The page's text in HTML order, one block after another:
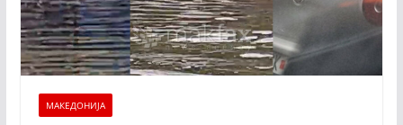
МАКЕДОНИЈА